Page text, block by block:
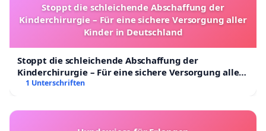
Stoppt die schleichende Abschaffung der
Kinderchirurgie – Für eine sichere Versorgung aller
Kinder in Deutschland
Stoppt die schleichende Abschaffung der
Kinderchirurgie – Für eine sichere Versorgung aller
Kinder in Deutschland
1 Unterschriften